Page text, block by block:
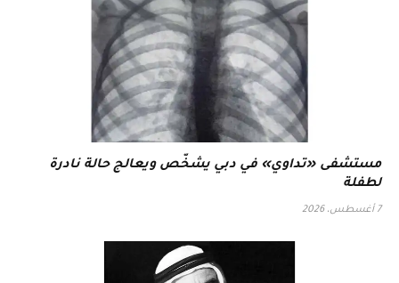
مستشفى «تداوي» في دبي يشخّص ويعالج حالة نادرة
لطفلة
7 أغسطس، 2026